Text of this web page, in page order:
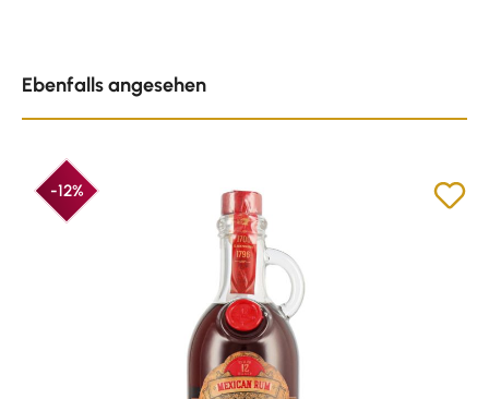
Ebenfalls angesehen
-12%